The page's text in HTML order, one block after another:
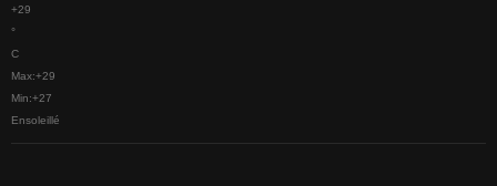
+29
°
C
Max:+29
Min:+27
Ensoleillé